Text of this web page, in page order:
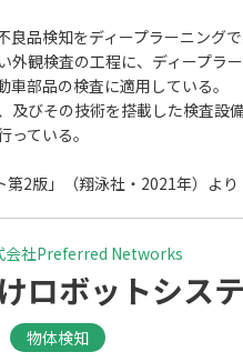
品検知をディープラーニングで
外観検査の工程に、ディープ
部品の検査に適用している。
及びその技術を搭載した検査設
ている。
2版」（翔泳社・2021年）より
会社Preferred Networks
ロボットシス
物体検知